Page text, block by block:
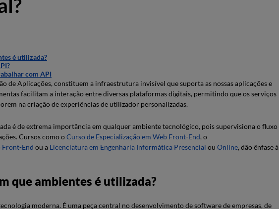
é utilizada?
com API
de Aplicações, constituem a infraestrutura invisível que suporta as nossas aplicações e
facilitam a interação entre diversas plataformas digitais, permitindo que os serviços
na criação de experiências de utilizador personalizadas.
é de extrema importância em qualquer ambiente tecnológico, pois supervisiona o fluxo
Cursos como oCurso de Especialização em Web Front-End, o
Front-End ou a Licenciatura em Engenharia Informática Presencial ou Online, dão ênfase à
que ambientes é utilizada?
moderna. É uma peça central no desenvolvimento de software de empresas, de